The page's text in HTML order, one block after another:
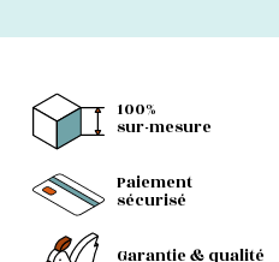
100%
sur-mesure
Paiement
sécurisé
Garantie & qualité